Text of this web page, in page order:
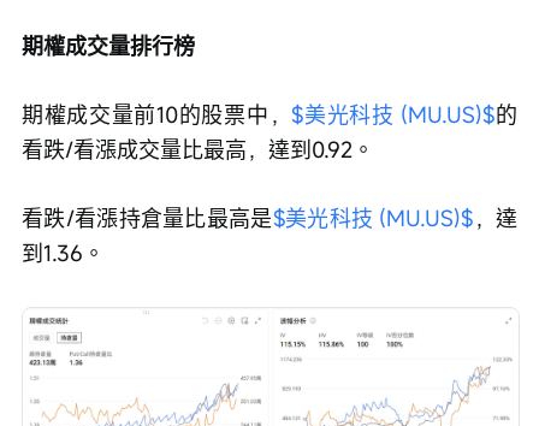
期權成交量排行榜
期權成交量前10的股票中，$美光科技 (MU.US)$的
看跌/看漲成交量比最高，達到0.92。
看跌/看漲持倉量比最高是$美光科技 (MU.US)$，達
到1.36。